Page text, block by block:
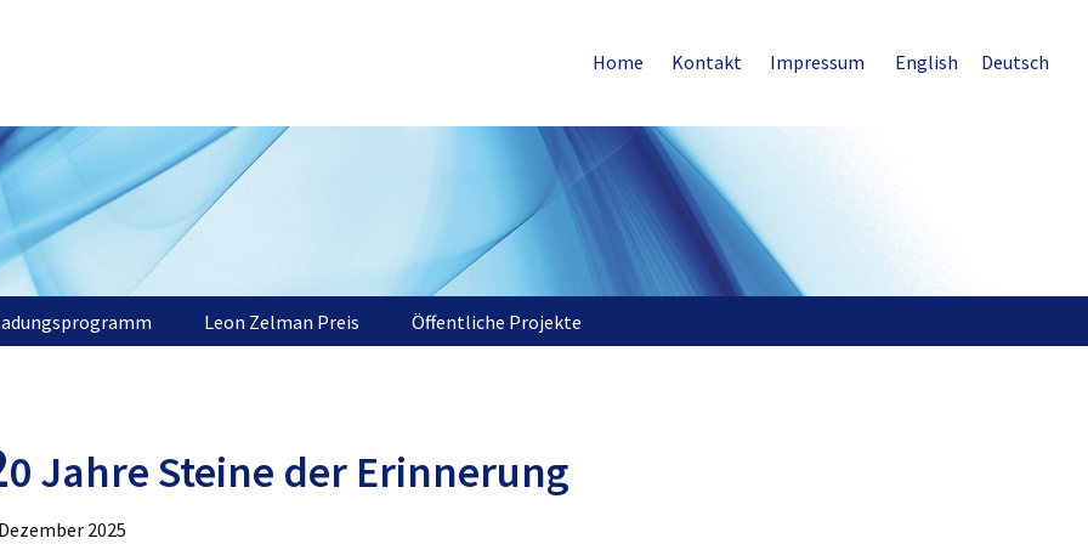
English Deutsch
Home Kontakt Impressum
Leon Zelman Preis Öffentliche Projekte
0 Jahre Steine der Erinnerung
2025